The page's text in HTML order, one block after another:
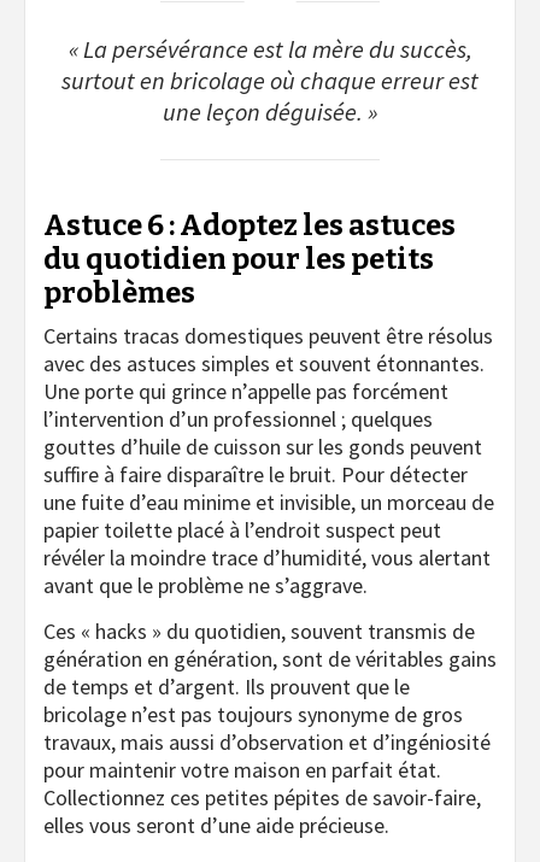
« La persévérance est la mère du succès,
surtout en bricolage où chaque erreur est
une leçon déguisée. »
Astuce 6 : Adoptez les astuces
du quotidien pour les petits
problèmes
Certains tracas domestiques peuvent être résolus
avec des astuces simples et souvent étonnantes.
Une porte qui grince n’appelle pas forcément
l’intervention d’un professionnel ; quelques
gouttes d’huile de cuisson sur les gonds peuvent
suffire à faire disparaître le bruit. Pour détecter
une fuite d’eau minime et invisible, un morceau de
papier toilette placé à l’endroit suspect peut
révéler la moindre trace d’humidité, vous alertant
avant que le problème ne s’aggrave.
Ces « hacks » du quotidien, souvent transmis de
génération en génération, sont de véritables gains
de temps et d’argent. Ils prouvent que le
bricolage n’est pas toujours synonyme de gros
travaux, mais aussi d’observation et d’ingéniosité
pour maintenir votre maison en parfait état.
Collectionnez ces petites pépites de savoir-faire,
elles vous seront d’une aide précieuse.